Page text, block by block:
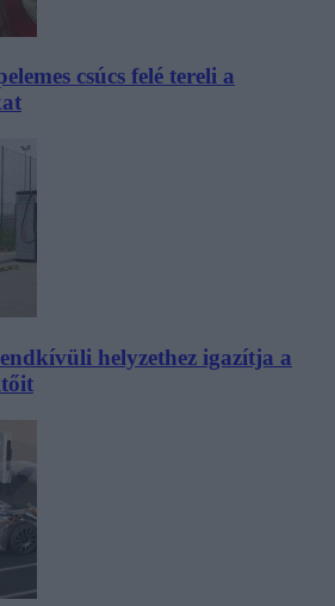
csúcs felé tereli a
helyzethez igazítja a